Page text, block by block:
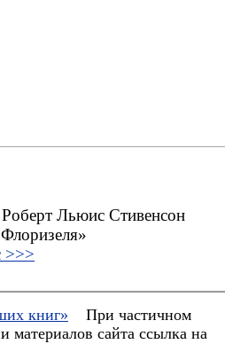
Льюис Стивенсон
>>>
книг»
При частичном
материалов сайта ссылка на